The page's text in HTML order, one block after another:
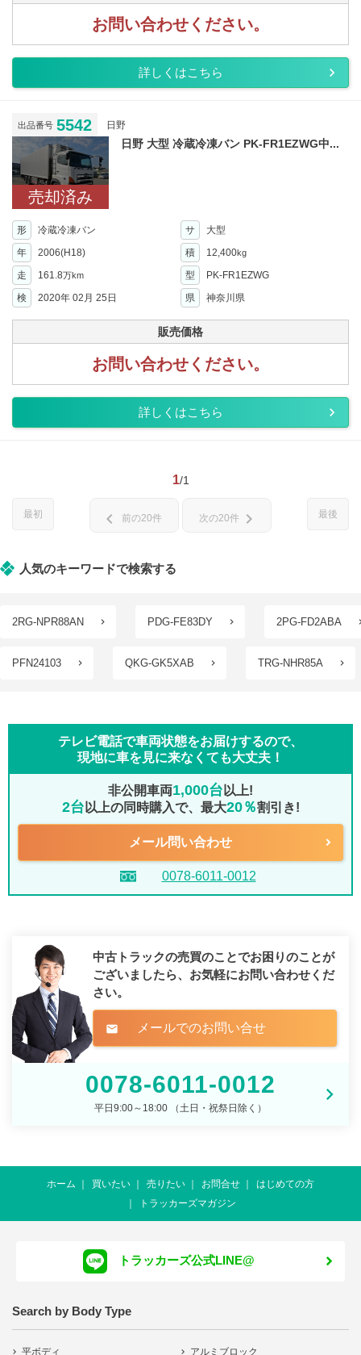
お問い合わせください。
詳しくはこちら
出品番号 5542 日野
売却済み
日野 大型 冷蔵冷凍バン PK-FR1EZWG中...
形 冷蔵冷凍バン サ
大型
年
2006(H18) 積 12,400kg
走 161.8万km 型
PK-FR1EZWG
検
2020年 02月 25日 県 神奈川県
販売価格
お問い合わせください。
詳しくはこちら
1/1
最初 最後
chevron_left 前の20件 次の20件 chevron_right
人気のキーワードで検索する
2RG-NPR88AN PDG-FE83DY 2PG-FD2ABA
PFN24103 QKG-GK5XAB TRG-NHR85A
テレビ電話で車両状態をお届けするので、
現地に車を見に来なくても大丈夫！
非公開車両1,000台 以上!
2台 以上の同時購入で、最大20％割引き!
メール問い合わせ
0078-6011-0012
中古トラックの売買のことでお困りのことが
ございましたら、 お気軽にお問い合わせくだ
さい。
mail メールでのお問い合せ
0078-6011-0012
平日9:00～18:00 （土日・祝祭日除く）
ホーム 買いたい 売りたい お問合せ
はじめての方
トラッカーズマガジン
トラッカーズ公式LINE@
Search by Body Type
平ボディ アルミブロック